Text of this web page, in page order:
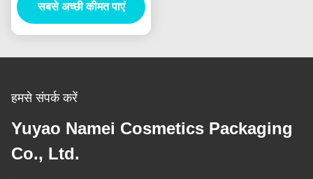
कॉस्मेटिक पैकेजिंग
सबसे अच्छी कीमत पाएं
हमसे संपर्क करें
Yuyao Namei Cosmetics Packaging
Co., Ltd.